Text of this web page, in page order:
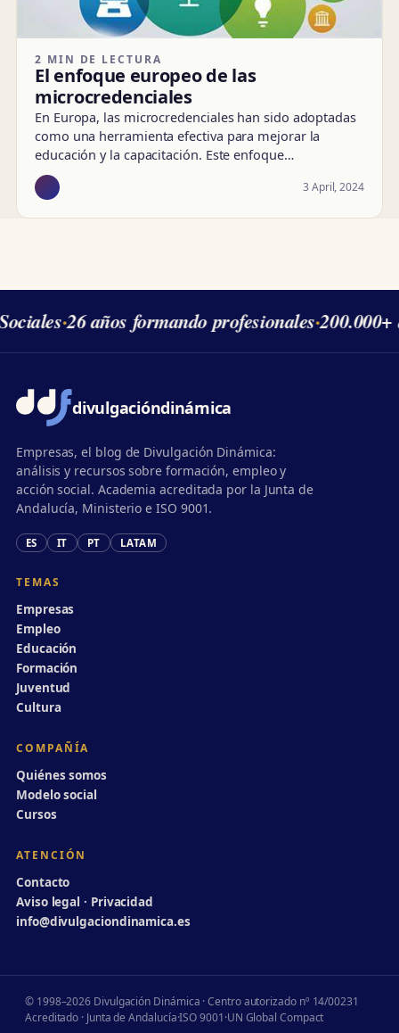
2 MIN DE LECTURA
El enfoque europeo de las
microcredenciales
En Europa, las microcredenciales han sido adoptadas
como una herramienta efectiva para mejorar la
educación y la capacitación. Este enfoque…
3 April, 2024
·26 años formando profesionales·200.000+
divulgacióndinámica
Empresas, el blog de Divulgación Dinámica:
análisis y recursos sobre formación, empleo y
acción social. Academia acreditada por la Junta de
Andalucía, Ministerio e ISO 9001.
ES IT PT LATAM
TEMAS
Empresas
Empleo
Educación
Formación
Juventud
Cultura
COMPAÑÍA
Quiénes somos
Modelo social
Cursos
ATENCIÓN
Contacto
Aviso legal · Privacidad
info@divulgaciondinamica.es
© 1998–2026 Divulgación Dinámica · Centro autorizado nº 14/00231
Acreditado · Junta de Andalucía·ISO 9001·UN Global Compact